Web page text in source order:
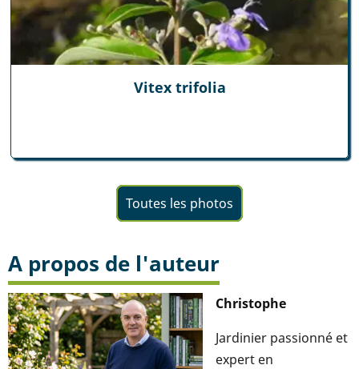
Vitex trifolia
Toutes les photos
A propos de l'auteur
Christophe
Jardinier passionné et
expert en